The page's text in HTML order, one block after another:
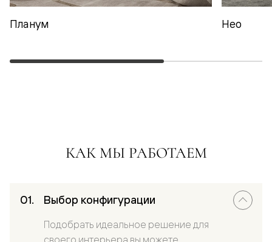
Планум Нео
КАК МЫ РАБОТАЕМ
Выбор конфигурации
Подобрать идеальное решение для
своего интерьера вы можете